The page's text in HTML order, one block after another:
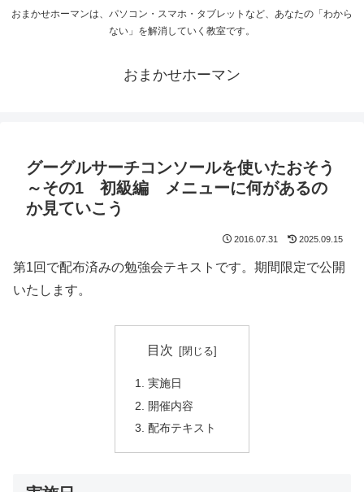
おまかせホーマンは、パソコン・スマホ・タブレットなど、あなたの「わから
ない」を解消していく教室です。
おまかせホーマン
グーグルサーチコンソールを使いたおそう
～その1 初級編 メニューに何があるの
か見ていこう
2016.07.31 2025.09.15
第1回で配布済みの勉強会テキストです。期間限定で公開
いたします。
目次
実施日
開催内容
配布テキスト